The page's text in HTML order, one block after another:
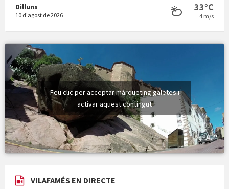
Dilluns
10 d'agost de 2026
33°C
4 m/s
Feu clic per acceptar màrqueting galetes i
activar aquest contingut
VILAFAMÉS EN DIRECTE